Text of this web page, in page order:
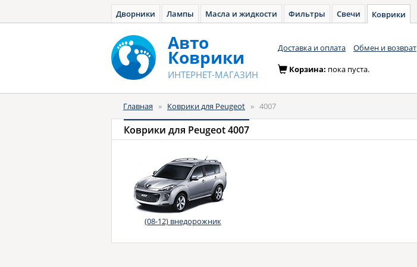
Дворники Лампы Масла и жидкости Фильтры Свечи Коврики
Авто
Коврики
ИНТЕРНЕТ-МАГАЗИН
Доставка и оплата Обмен и возврат
Корзина: пока пуста.
Главная » Коврики для Peugeot » 4007
Коврики для Peugeot 4007
(08-12) внедорожник